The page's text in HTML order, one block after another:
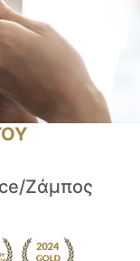
Ζάμπος